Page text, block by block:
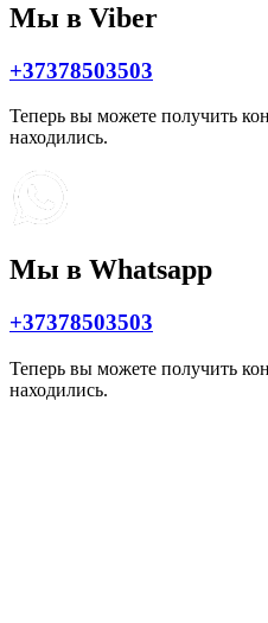
Мы в Viber
+37378503503
Теперь вы можете получить
находились.
Мы в Whatsapp
+37378503503
Теперь вы можете получить
находились.